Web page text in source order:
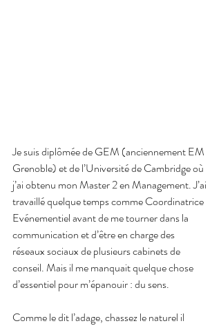
Je suis diplômée de GEM (anciennement EM
Grenoble) et de l’Université de Cambridge où
j’ai obtenu mon Master 2 en Management. J’ai
travaillé quelque temps comme Coordinatrice
Evénementiel avant de me tourner dans la
communication et d’être en charge des
réseaux sociaux de plusieurs cabinets de
conseil. Mais il me manquait quelque chose
d’essentiel pour m’épanouir : du sens.
Comme le dit l’adage, chassez le naturel il